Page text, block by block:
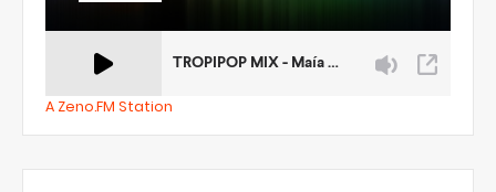
A Zeno.FM Station